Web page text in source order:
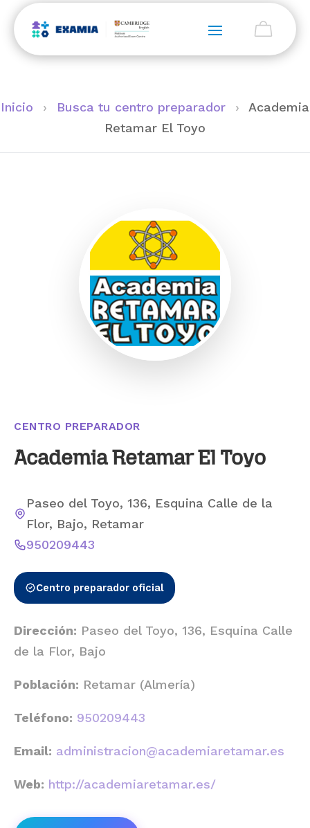
Inicio › Busca tu centro preparador ›
Academia
Retamar El Toyo
CENTRO PREPARADOR
Academia Retamar El Toyo
Paseo del Toyo, 136, Esquina Calle de la
Flor, Bajo, Retamar
950209443
Centro preparador oficial
Dirección: Paseo del Toyo, 136, Esquina Calle
de la Flor, Bajo
Población: Retamar (Almería)
Teléfono: 950209443
Email: administracion@academiaretamar.es
Web: http://academiaretamar.es/